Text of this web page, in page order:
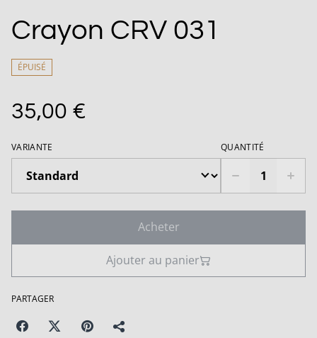
Crayon CRV 031
ÉPUISÉ
35,00 €
VARIANTE QUANTITÉ
Acheter
Ajouter au panier
PARTAGER